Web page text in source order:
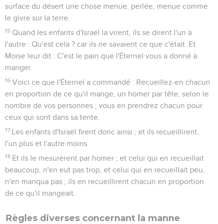
surface du désert une chose menue, perlée, menue comme
le givre sur la terre.
15 Quand les enfants d'Israël la virent, ils se dirent l'un à
l'autre : Qu'est cela ? car ils ne savaient ce que c'était. Et
Moïse leur dit : C'est le pain que l'Éternel vous a donné à
manger.
16 Voici ce que l'Éternel a commandé : Recueillez-en chacun
en proportion de ce qu'il mange, un homer par tête, selon le
nombre de vos personnes ; vous en prendrez chacun pour
ceux qui sont dans sa tente.
17 Les enfants d'Israël firent donc ainsi ; et ils recueillirent,
l'un plus et l'autre moins.
18 Et ils le mesurèrent par homer ; et celui qui en recueillait
beaucoup, n'en eut pas trop, et celui qui en recueillait peu,
n'en manqua pas ; ils en recueillirent chacun en proportion
de ce qu'il mangeait.
Règles diverses concernant la manne